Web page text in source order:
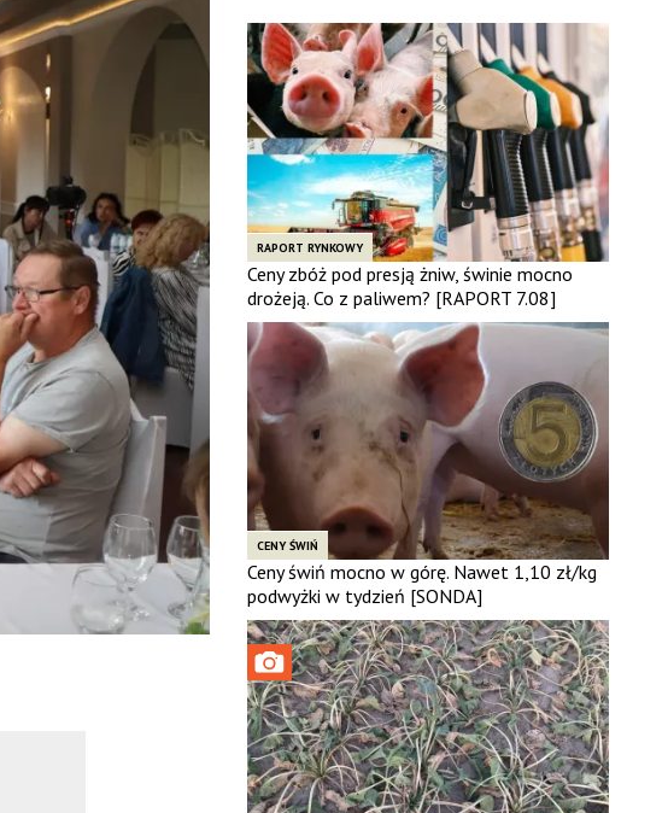
RAPORT RYNKOWY
Ceny zbóż pod presją żniw, świnie mocno
drożeją. Co z paliwem? [RAPORT 7.08]
CENY ŚWIŃ
Ceny świń mocno w górę. Nawet 1,10 zł/kg
podwyżki w tydzień [SONDA]